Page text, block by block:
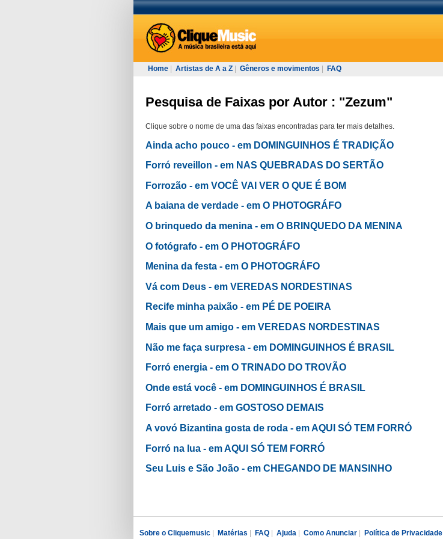
Home Artistas de A a Z Gêneros e movimentos FAQ
Pesquisa de Faixas por Autor : "Zezum"
Clique sobre o nome de uma das faixas encontradas para ter mais detalhes.
Ainda acho pouco - em DOMINGUINHOS É TRADIÇÃO
Forró reveillon - em NAS QUEBRADAS DO SERTÃO
Forrozão - em VOCÊ VAI VER O QUE É BOM
A baiana de verdade - em O PHOTOGRÁFO
O brinquedo da menina - em O BRINQUEDO DA MENINA
O fotógrafo - em O PHOTOGRÁFO
Menina da festa - em O PHOTOGRÁFO
Vá com Deus - em VEREDAS NORDESTINAS
Recife minha paixão - em PÉ DE POEIRA
Mais que um amigo - em VEREDAS NORDESTINAS
Não me faça surpresa - em DOMINGUINHOS É BRASIL
Forró energia - em O TRINADO DO TROVÃO
Onde está você - em DOMINGUINHOS É BRASIL
Forró arretado - em GOSTOSO DEMAIS
A vovó Bizantina gosta de roda - em AQUI SÓ TEM FORRÓ
Forró na lua - em AQUI SÓ TEM FORRÓ
Seu Luis e São João - em CHEGANDO DE MANSINHO
Sobre o Cliquemusic Matérias FAQ Ajuda Como Anunciar Política de Privacidade